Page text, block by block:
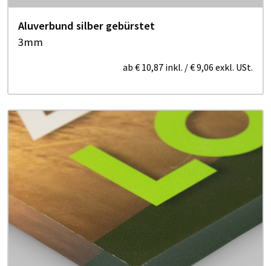
Aluverbund silber gebürstet
3mm
ab € 10,87 inkl. /€ 9,06 exkl. USt.